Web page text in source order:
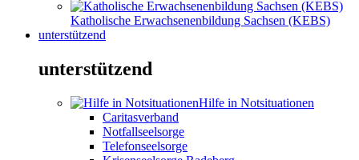
Katholische Erwachsenenbildung Sachsen (KEBS)
unterstützend
unterstützend
Hilfe in Notsituationen
Caritasverband
Notfallseelsorge
Telefonseelsorge